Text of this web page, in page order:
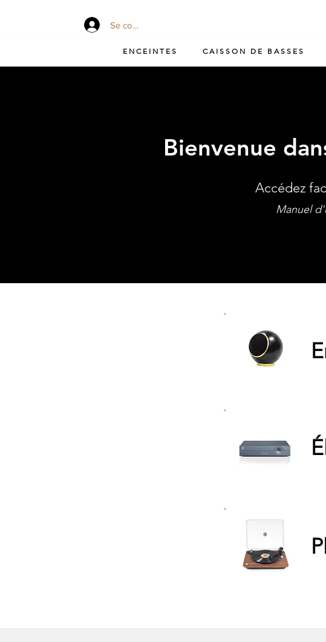
Se connecter
ENCEINTES CAISSON DE BASSES
Bienvenue
Accédez
Manuel